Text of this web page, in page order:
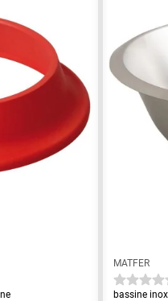
MATFER
bassine